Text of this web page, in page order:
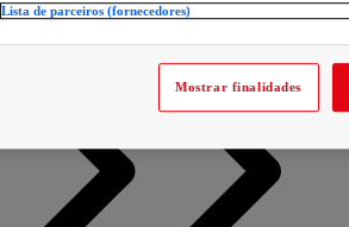
Lista de parceiros (fornecedores)
Mostrar finalidades